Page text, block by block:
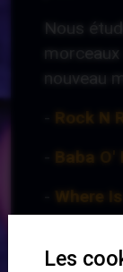
Nous
nouveau
Rock N
Baba O'
Where
Les